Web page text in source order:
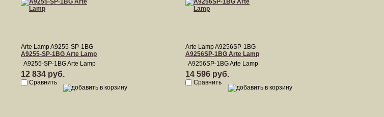
Arte Lamp A9255-SP-1BG
A9255-SP-1BG Arte Lamp
A9255-SP-1BG Arte Lamp
12 834 руб.
Сравнить
Arte Lamp A9256SP-1BG
A9256SP-1BG Arte Lamp
A9256SP-1BG Arte Lamp
14 596 руб.
Сравнить